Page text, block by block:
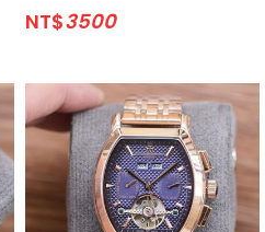
NT$3500